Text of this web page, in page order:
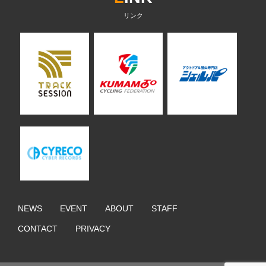
NEWS EVENT ABOUT STAFF
CONTACT PRIVACY